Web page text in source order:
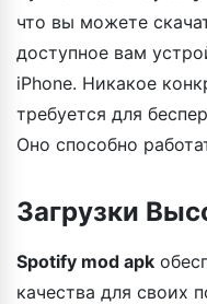
что вы можете
доступное вам
iPhone. Никакое
требуется для
Оно способно
Загрузки
Spotify mod apk
качества для своих